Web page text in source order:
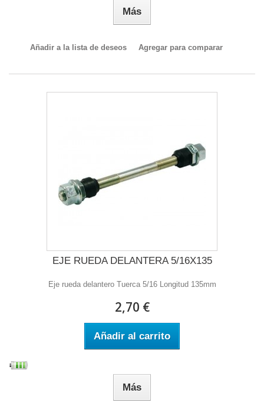
Más
Añadir a la lista de deseos Agregar para comparar
EJE RUEDA DELANTERA 5/16X135
Eje rueda delantero Tuerca 5/16 Longitud 135mm
2,70 €
Añadir al carrito
Más